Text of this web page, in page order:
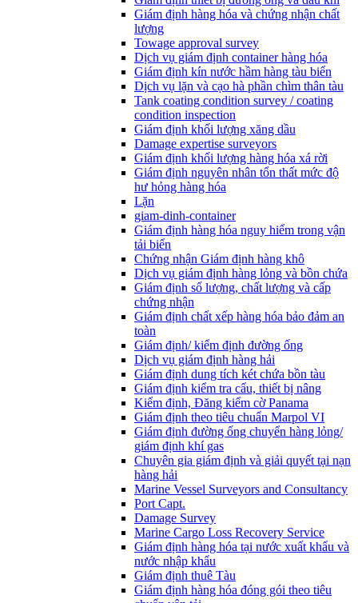
Giám định hàng hóa và chứng nhận chất
lượng
Towage approval survey
Dịch vụ giám định container hàng hóa
Giám định kín nước hầm hàng tàu biển
Dịch vụ lặn và cạo hà phần chìm thân tàu
Tank coating condition survey / coating
condition inspection
Giám định khối lượng xăng dầu
Damage expertise surveyors
Giám định khối lượng hàng hóa xá rời
Giám định nguyên nhân tổn thất mức độ
hư hỏng hàng hóa
Lặn
giam-dinh-container
Giám định hàng hóa nguy hiểm trong vận
tải biển
Chứng nhận Giám định hàng khô
Dịch vụ giám định hàng lỏng và bồn chứa
Giám định số lượng, chất lượng và cấp
chứng nhận
Giám định chất xếp hàng hóa bảo đảm an
toàn
Giám định/ kiểm định đường ống
Dịch vụ giám định hàng hải
Giám định dung tích két chứa bồn tàu
Giám định kiểm tra cẩu, thiết bị nâng
Kiểm định, Đăng kiểm cờ Panama
Giám định theo tiêu chuẩn Marpol VI
Giám định đường ống chuyển hàng lỏng/
giám định khí gas
Chuyên gia giám định và giải quyết tại nạn
hàng hải
Marine Vessel Surveyors and Consultancy
Port Capt.
Damage Survey
Marine Cargo Loss Recovery Service
Giám định hàng hóa tại nước xuất khẩu và
nước nhập khẩu
Giám định thuê Tàu
Giám định hàng hóa đóng gói theo tiêu